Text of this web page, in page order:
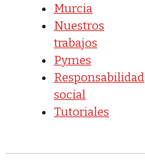
Murcia
Nuestros
trabajos
Pymes
Responsabilidad
social
Tutoriales